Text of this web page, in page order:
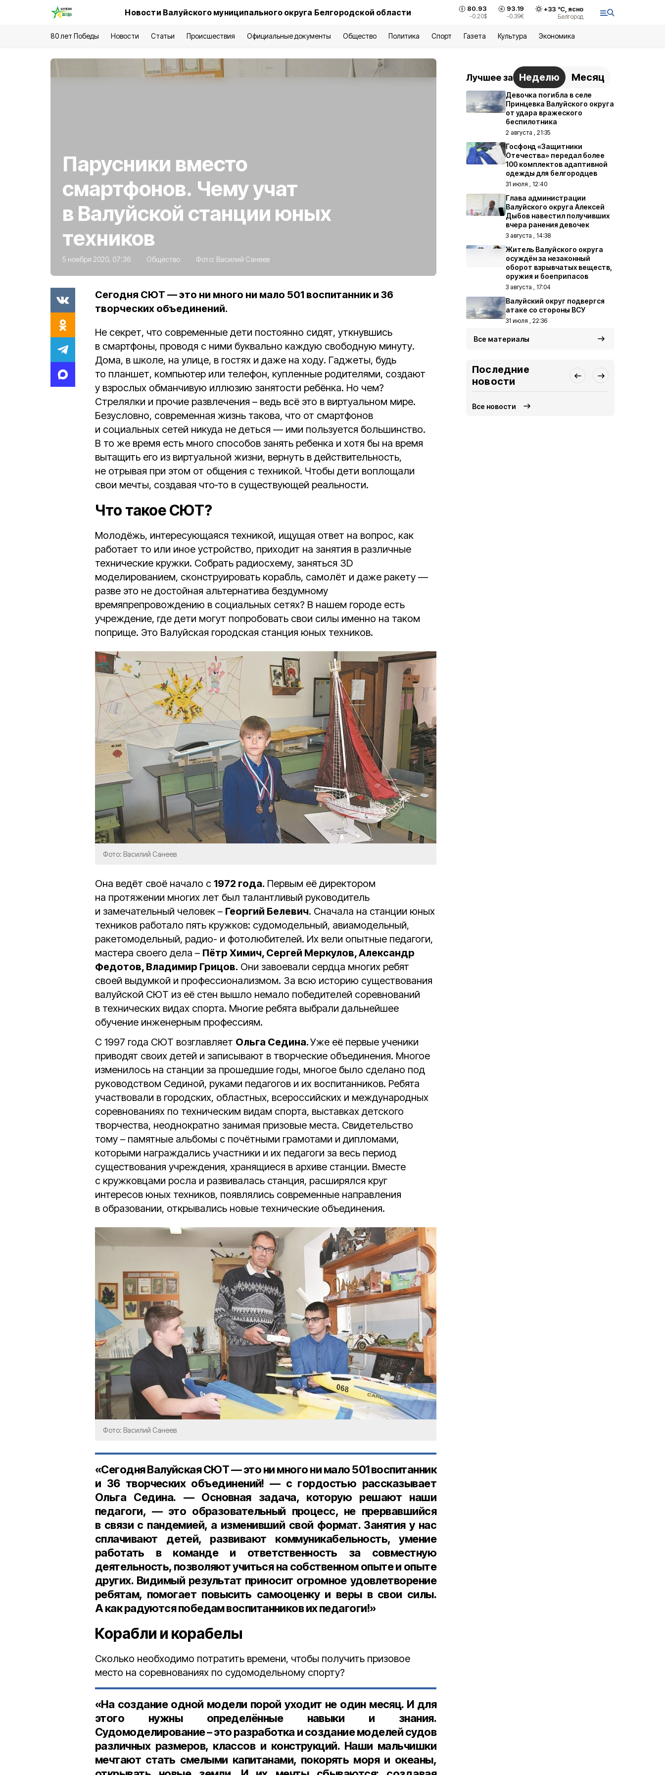
Новости Валуйского муниципального округа Белгородской области 80.93
-0.20$
93.19
-0.39€
+33 °С, ясно
Белгород
80 лет Победы Новости Статьи Происшествия Официальные документы Общество Политика Спорт Газета Культура Экономика
Парусники вместо
смартфонов. Чему учат
в Валуйской станции юных
техников
5 ноября 2020, 07:36 Общество Фото: Василий Санеев
Сегодня СЮТ — это ни много ни мало 501 воспитанник и 36
творческих объединений.
Не секрет, что современные дети постоянно сидят, уткнувшись
в смартфоны, проводя с ними буквально каждую свободную минуту.
Дома, в школе, на улице, в гостях и даже на ходу. Гаджеты, будь
то планшет, компьютер или телефон, купленные родителями, создают
у взрослых обманчивую иллюзию занятости ребёнка. Но чем?
Стрелялки и прочие развлечения – ведь всё это в виртуальном мире.
Безусловно, современная жизнь такова, что от смартфонов
и социальных сетей никуда не деться — ими пользуется большинство.
В то же время есть много способов занять ребенка и хотя бы на время
вытащить его из виртуальной жизни, вернуть в действительность,
не отрывая при этом от общения с техникой. Чтобы дети воплощали
свои мечты, создавая что‑то в существующей реальности.
Что такое СЮТ?
Молодёжь, интересующаяся техникой, ищущая ответ на вопрос, как
работает то или иное устройство, приходит на занятия в различные
технические кружки. Собрать радиосхему, заняться 3D
моделированием, сконструировать корабль, самолёт и даже ракету —
разве это не достойная альтернатива бездумному
времяпрепровождению в социальных сетях? В нашем городе есть
учреждение, где дети могут попробовать свои силы именно на таком
поприще. Это Валуйская городская станция юных техников.
Фото: Василий Санеев
Она ведёт своё начало с 1972 года. Первым её директором
на протяжении многих лет был талантливый руководитель
и замечательный человек – Георгий Белевич. Сначала на станции юных
техников работало пять кружков: судомодельный, авиамодельный,
ракетомодельный, радио- и фотолюбителей. Их вели опытные педагоги,
мастера своего дела – Пётр Химич, Сергей Меркулов, Александр
Федотов, Владимир Грицов. Они завоевали сердца многих ребят
своей выдумкой и профессионализмом. За всю историю существования
валуйской СЮТ из её стен вышло немало победителей соревнований
в технических видах спорта. Многие ребята выбрали дальнейшее
обучение инженерным профессиям.
С 1997 года СЮТ возглавляет Ольга Седина.Уже её первые ученики
приводят своих детей и записывают в творческие объединения. Многое
изменилось на станции за прошедшие годы, многое было сделано под
руководством Сединой, руками педагогов и их воспитанников. Ребята
участвовали в городских, областных, всероссийских и международных
соревнованиях по техническим видам спорта, выставках детского
творчества, неоднократно занимая призовые места. Свидетельство
тому – памятные альбомы с почётными грамотами и дипломами,
которыми награждались участники и их педагоги за весь период
существования учреждения, хранящиеся в архиве станции. Вместе
с кружковцами росла и развивалась станция, расширялся круг
интересов юных техников, появлялись современные направления
в образовании, открывались новые технические объединения.
Фото: Василий Санеев
«Сегодня Валуйская СЮТ — это ни много ни мало501 воспитанник
и 36 творческих объединений! — с гордостью рассказывает
Ольга Седина. — Основная задача, которую решают наши
педагоги, — это образовательный процесс, не прервавшийся
в связи с пандемией, а изменивший свой формат. Занятия у нас
сплачивают детей, развивают коммуникабельность, умение
работать в команде и ответственность за совместную
деятельность, позволяют учиться на собственном опыте и опыте
других. Видимый результат приносит огромное удовлетворение
ребятам, помогает повысить самооценку и веры в свои силы.
А как радуются победам воспитанников их педагоги!»
Корабли и корабелы
Сколько необходимо потратить времени, чтобы получить призовое
место на соревнованиях по судомодельному спорту?
«На создание одной модели порой уходит не один месяц. И для
этого нужны определённые навыки и знания.
Судомоделирование – это разработка и создание моделей судов
различных размеров, классов и конструкций. Наши мальчишки
мечтают стать смелыми капитанами, покорять моря и океаны,
Лучшее за Неделю Месяц
Девочка погибла в селе
Принцевка Валуйского округа
от удара вражеского
беспилотника
2 августа , 21:35
Госфонд «Защитники
Отечества» передал более
100 комплектов адаптивной
одежды для белгородцев
31 июля , 12:40
Глава администрации
Валуйского округа Алексей
Дыбов навестил получивших
вчера ранения девочек
3 августа , 14:38
Житель Валуйского округа
осуждён за незаконный
оборот взрывчатых веществ,
оружия и боеприпасов
3 августа , 17:04
Валуйский округ подвергся
атаке со стороны ВСУ
31 июля , 22:36
Все материалы
Последние
новости
Все новости